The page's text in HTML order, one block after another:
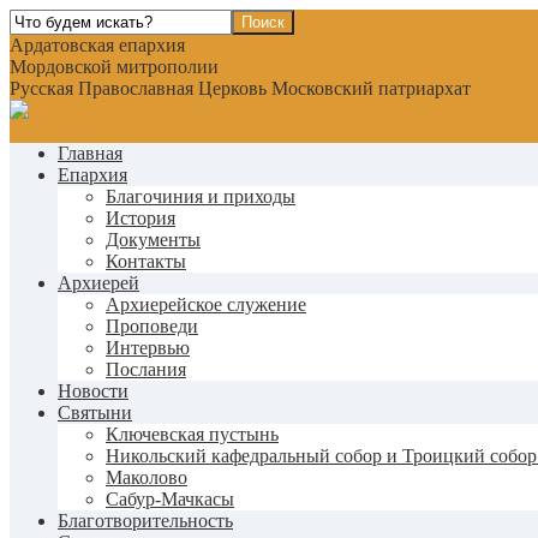
Ардатовская епархия
Мордовской митрополии
Русская Православная Церковь Московский патриархат
Главная
Епархия
Благочиния и приходы
История
Документы
Контакты
Архиерей
Архиерейское служение
Проповеди
Интервью
Послания
Новости
Святыни
Ключевская пустынь
Никольский кафедральный собор и Троицкий собор
Маколово
Сабур-Мачкасы
Благотворительность